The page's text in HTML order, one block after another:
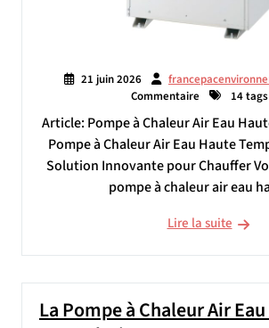
21 juin 2026
Commentaire
14 tags
Article: Pompe à Chaleur Air Eau
Pompe à Chaleur Air Eau Haute
Solution Innovante pour Chauffer
pompe à chaleur air eau
Lire la suite
La Pompe à Chaleur Air